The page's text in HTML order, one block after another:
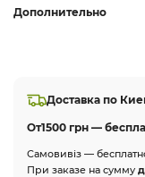
Дополнительно
Доставка по
От1500 грн —
Самовивіз —
При заказе на сумму